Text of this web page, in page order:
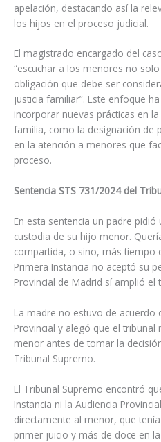
apelación, destacando así la
los hijos en el proceso judicial.
El magistrado encargado del
“escuchar a los menores no
obligación que debe ser
justicia familiar”. Este enfoque
incorporar nuevas prácticas en
familia, como la designación de
en la atención a menores que
proceso.
Sentencia STS 731/2024 del
En esta sentencia un padre
custodia de su hijo menor.
compartida, o sino, más tiempo
Primera Instancia no aceptó su
Provincial de Madrid sí amplió el
La madre no estuvo de acuerdo
Provincial y alegó que el
menor antes de tomar la
Tribunal Supremo.
El Tribunal Supremo encontró
Instancia ni la Audiencia
directamente al menor, que
primer juicio y más de doce en